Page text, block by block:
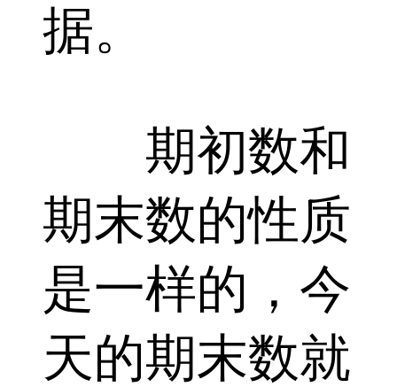
据。
期初数和
期末数的性质
是一样的，今
天的期末数就